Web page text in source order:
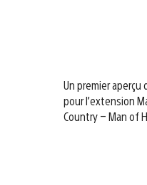
Un premier aperçu
pour l’extension
Country – Man of